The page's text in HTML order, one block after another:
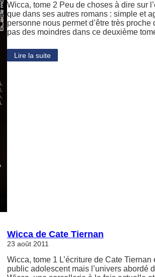
Wicca, tome 2 Peu de choses à dire sur
que dans ses autres romans : simple et
personne nous permet d’être très
pas des moindres dans ce deuxième
Lire la suite
Wicca de Cate Tiernan
23 août 2011
Wicca, tome 1 L’écriture de Cate
public adolescent mais l’univers abordé